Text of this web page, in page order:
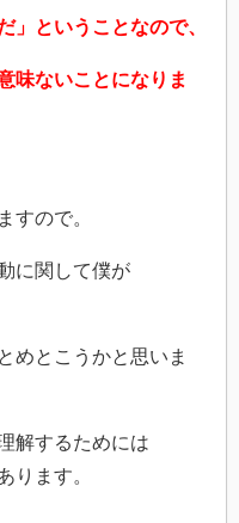
」ということなので、
味ないことになりま
すので。
に関して僕が
めとこうかと思いま
解するためには
ります。